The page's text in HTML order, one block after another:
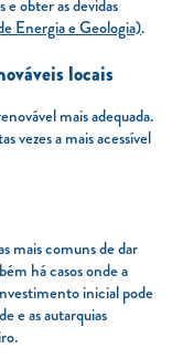
obter as devidas
Energia e Geologia).
locais
mais adequada.
vezes a mais acessível
mais comuns de dar
há casos onde a
inicial pode
e as autarquias